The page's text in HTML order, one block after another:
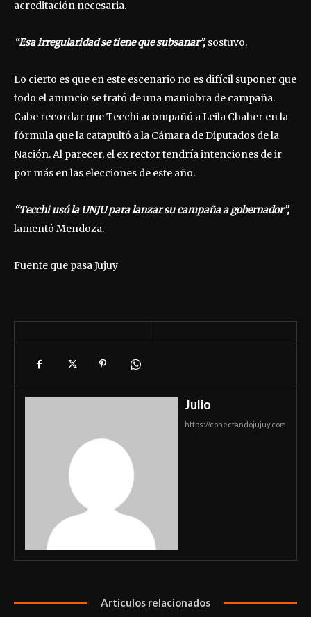
acreditación necesaria.
“Esa irregularidad se tiene que subsanar”,sostuvo.
Lo cierto es que en este escenario no es difícil suponer que
todo el anuncio se trató de una maniobra de campaña.
Cabe recordar que Tecchi acompañó a Leila Chaher en la
fórmula que la catapultó a la Cámara de Diputados de la
Nación. Al parecer, el ex rector tendría intenciones de ir
por más en las elecciones de este año.
“Tecchi usó la UNJU para lanzar su campaña a gobernador”,
lamentó Mendoza.
Fuente que pasa Jujuy
Julio
https://conectandojujuy.com
Articulos relacionados